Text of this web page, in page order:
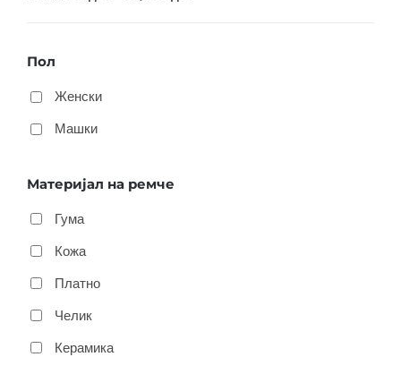
Пол
Женски
Машки
Материјал на ремче
Гума
Кожа
Платно
Челик
Керамика